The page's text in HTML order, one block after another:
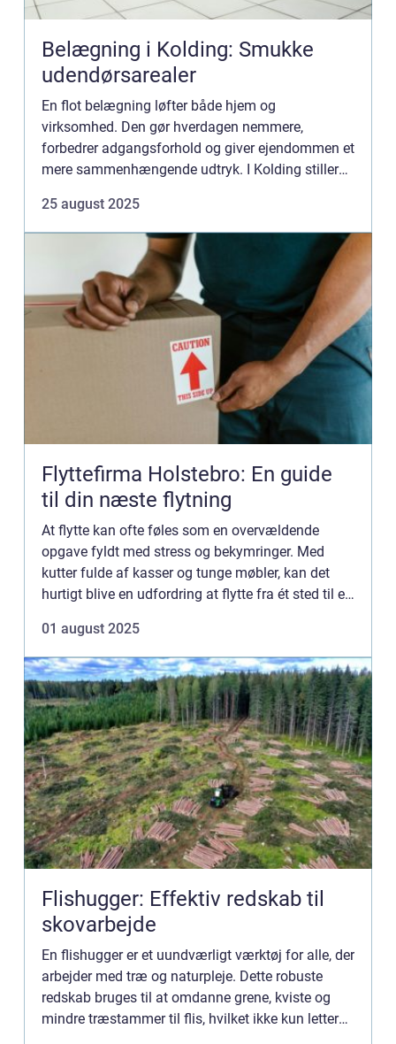
Belægning i Kolding: Smukke
udendørsarealer
En flot belægning løfter både hjem og
virksomhed. Den gør hverdagen nemmere,
forbedrer adgangsforhold og giver ejendommen et
mere sammenhængende udtryk. I Kolding stiller
25 august 2025
Flyttefirma Holstebro: En guide
til din næste flytning
At flytte kan ofte føles som en overvældende
opgave fyldt med stress og bekymringer. Med
kutter fulde af kasser og tunge møbler, kan det
hurtigt blive en udfordring at flytte fra ét sted til et
01 august 2025
Flishugger: Effektiv redskab til
skovarbejde
En flishugger er et uundværligt værktøj for alle, der
arbejder med træ og naturpleje. Dette robuste
redskab bruges til at omdanne grene, kviste og
mindre træstammer til flis, hvilket ikke kun letter